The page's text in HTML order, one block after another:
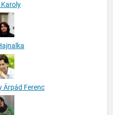
Árpád Ferenc